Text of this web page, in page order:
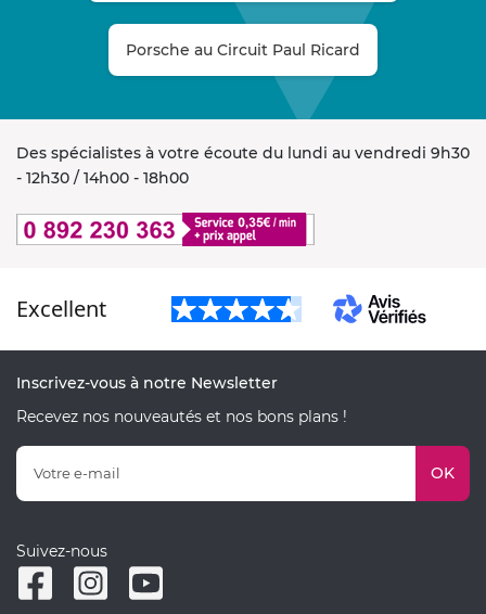
Porsche au Circuit Paul Ricard
Des spécialistes à votre écoute du lundi au vendredi 9h30
- 12h30 / 14h00 - 18h00
Excellent
Inscrivez-vous à notre Newsletter
Recevez nos nouveautés et nos bons plans !
OK
Suivez-nous